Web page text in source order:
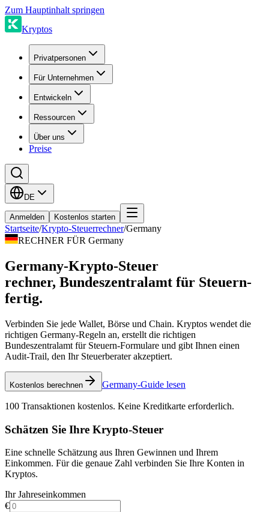
Zum Hauptinhalt springen
Kryptos
Privatpersonen
Für Unternehmen
Entwickeln
Ressourcen
Über uns
Preise
DE
Anmelden Kostenlos starten
Startseite/Krypto-Steuerrechner/Germany
RECHNER FÜR Germany
Germany-Krypto-Steuer
rechner, Bundeszentralamt für Steuern-
fertig.
Verbinden Sie jede Wallet, Börse und Chain. Kryptos wendet die
richtigen Germany-Regeln an, erstellt die richtigen
Bundeszentralamt für Steuern-Formulare und gibt Ihnen einen
Audit-Trail, den Ihr Steuerberater akzeptiert.
Kostenlos berechnen Germany-Guide lesen
100 Transaktionen kostenlos. Keine Kreditkarte erforderlich.
Schätzen Sie Ihre Krypto-Steuer
Eine schnelle Schätzung aus Ihren Gewinnen und Ihrem
Einkommen. Für die genaue Zahl verbinden Sie Ihre Konten in
Kryptos.
Ihr Jahreseinkommen
€